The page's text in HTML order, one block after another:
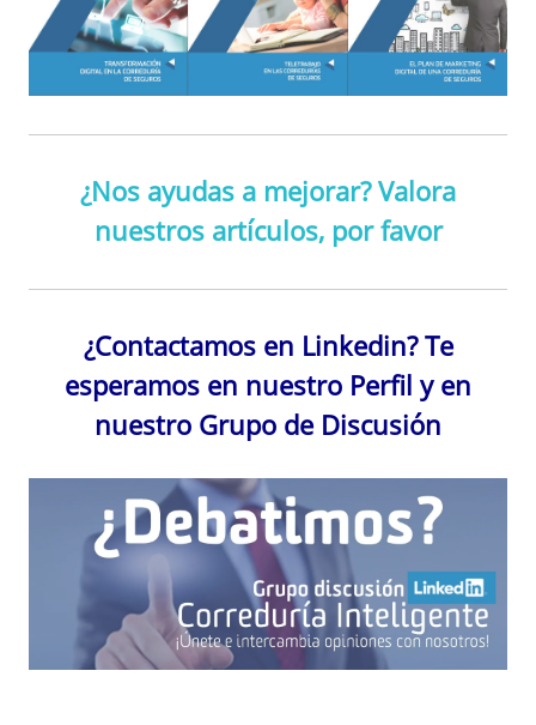
¿Nos ayudas a mejorar? Valora
nuestros artículos, por favor
¿Contactamos en Linkedin? Te
esperamos en nuestro Perfil y en
nuestro Grupo de Discusión